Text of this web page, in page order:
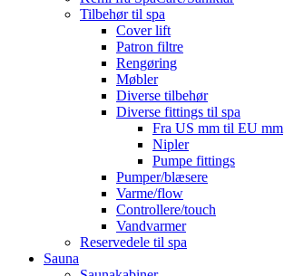
Tilbehør til spa
Cover lift
Patron filtre
Rengøring
Møbler
Diverse tilbehør
Diverse fittings til spa
Fra US mm til EU mm
Nipler
Pumpe fittings
Pumper/blæsere
Varme/flow
Controllere/touch
Vandvarmer
Reservedele til spa
Sauna